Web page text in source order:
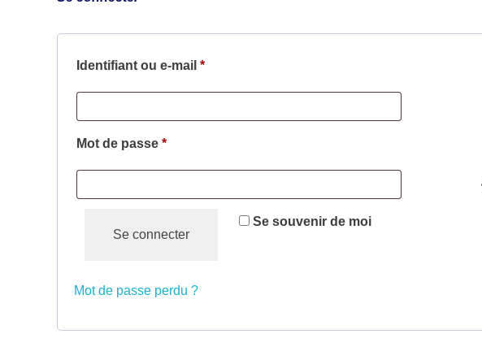
Identifiant ou e-mail *
Mot de passe *
Se souvenir de moi
Se connecter
Mot de passe perdu ?